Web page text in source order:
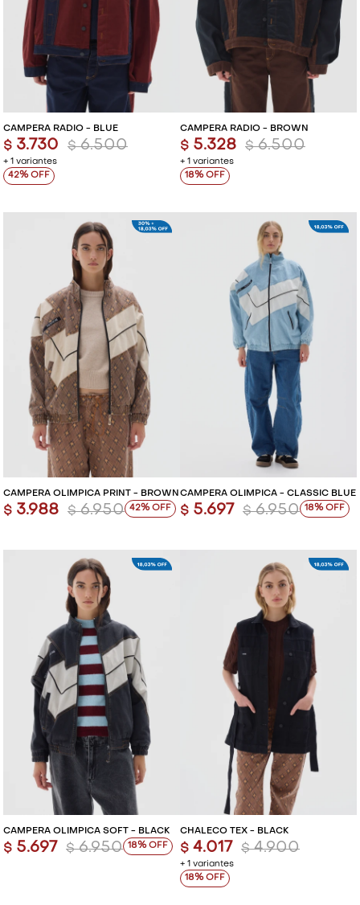
CAMPERA RADIO - BLUE
+ 1 variantes
$ 3.730 $ 6.500
42
CAMPERA RADIO - BROWN
+ 1 variantes
$ 5.328 $ 6.500
18
CAMPERA OLÍMPICA PRINT - BROWN
$ 3.988 $ 6.950 42
CAMPERA OLÍMPICA - CLASSIC BLUE
$ 5.697 $ 6.950 18
CAMPERA OLÍMPICA SOFT - BLACK
$ 5.697 $ 6.950 18
CHALECO TEX - BLACK
+ 1 variantes
$ 4.017 $ 4.900
18